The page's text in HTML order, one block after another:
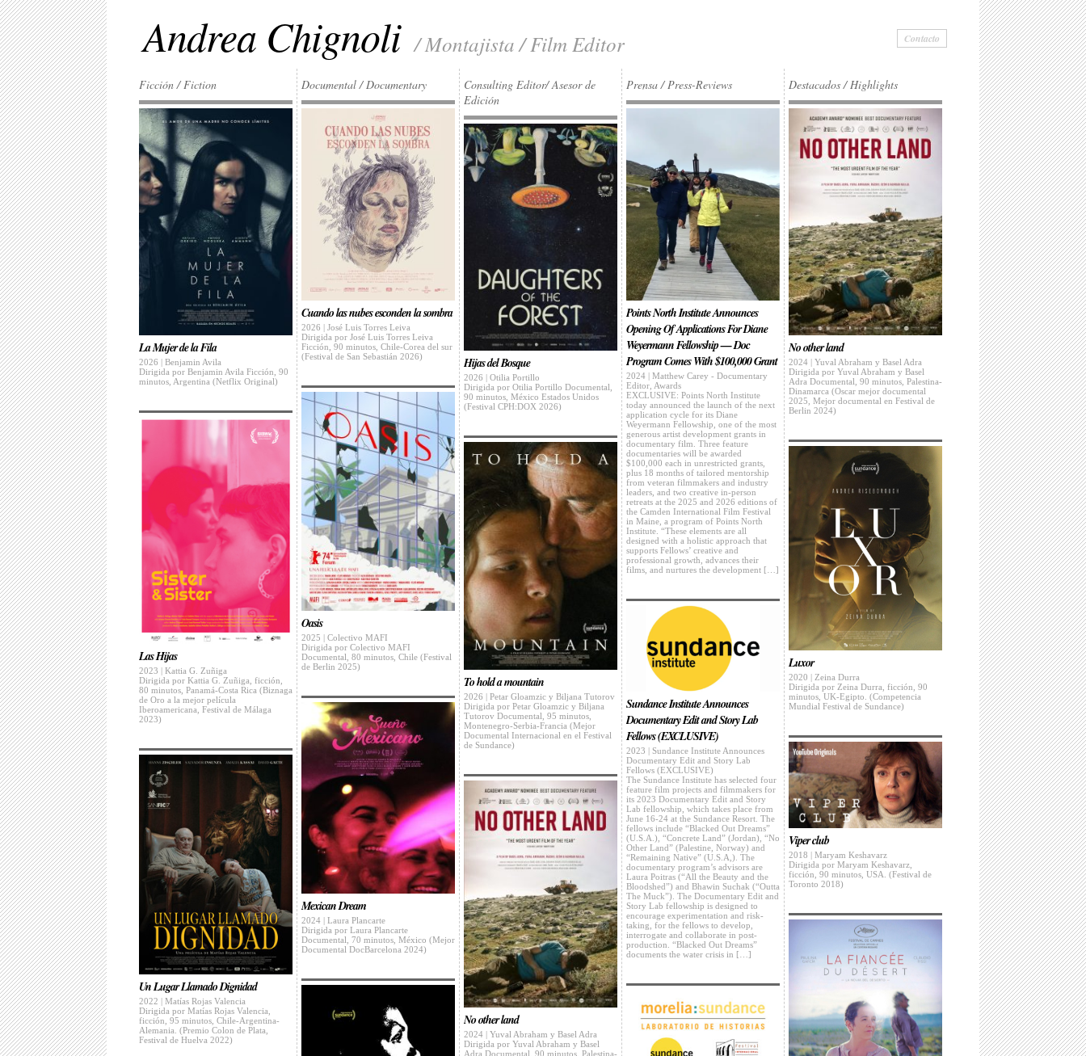
Andrea Chignoli / Montajista / Film Editor Contacto
Ficción / Fiction
La Mujer de la Fila
2026 | Benjamin Avila
Dirigida por Benjamin Avila Ficción, 90
minutos, Argentina (Netflix Original)
Las Hijas
2023 | Kattia G. Zuñiga
Dirigida por Kattia G. Zuñiga, ficción,
80 minutos, Panamá-Costa Rica (Biznaga
de Oro a la mejor película
Iberoamericana, Festival de Málaga
2023)
Un Lugar Llamado Dignidad
2022 | Matías Rojas Valencia
Dirigida por Matías Rojas Valencia,
ficción, 95 minutos, Chile-Argentina-
Alemania. (Premio Colon de Plata,
Festival de Huelva 2022)
Documental / Documentary
Cuando las nubes esconden la sombra
2026 | José Luis Torres Leiva
Dirigida por José Luis Torres Leiva
Ficción, 90 minutos, Chile-Corea del sur
(Festival de San Sebastián 2026)
Oasis
2025 | Colectivo MAFI
Dirigida por Colectivo MAFI
Documental, 80 minutos, Chile (Festival
de Berlin 2025)
Mexican Dream
2024 | Laura Plancarte
Dirigida por Laura Plancarte
Documental, 70 minutos, México (Mejor
Documental DocBarcelona 2024)
Consulting Editor/ Asesor de
Edición
Hijas del Bosque
2026 | Otilia Portillo
Dirigida por Otilia Portillo Documental,
90 minutos, México Estados Unidos
(Festival CPH:DOX 2026)
To hold a mountain
2026 | Petar Gloamzic y Biljana Tutorov
Dirigida por Petar Gloamzic y Biljana
Tutorov Documental, 95 minutos,
Montenegro-Serbia-Francia (Mejor
Documental Internacional en el Festival
de Sundance)
No other land
2024 | Yuval Abraham y Basel Adra
Dirigida por Yuval Abraham y Basel
Adra Documental, 90 minutos, Palestina-
Prensa / Press-Reviews
Points North Institute Announces
Opening Of Applications For Diane
Weyermann Fellowship — Doc
Program Comes With $100,000 Grant
2024 | Matthew Carey - Documentary
Editor, Awards
EXCLUSIVE: Points North Institute
today announced the launch of the next
application cycle for its Diane
Weyermann Fellowship, one of the most
generous artist development grants in
documentary film. Three feature
documentaries will be awarded
$100,000 each in unrestricted grants,
plus 18 months of tailored mentorship
from veteran filmmakers and industry
leaders, and two creative in-person
retreats at the 2025 and 2026 editions of
the Camden International Film Festival
in Maine, a program of Points North
Institute. “These elements are all
designed with a holistic approach that
supports Fellows’ creative and
professional growth, advances their
films, and nurtures the development […]
Sundance Institute Announces
Documentary Edit and Story Lab
Fellows (EXCLUSIVE)
2023 | Sundance Institute Announces
Documentary Edit and Story Lab
Fellows (EXCLUSIVE)
The Sundance Institute has selected four
feature film projects and filmmakers for
its 2023 Documentary Edit and Story
Lab fellowship, which takes place from
June 16-24 at the Sundance Resort. The
fellows include “Blacked Out Dreams”
(U.S.A.), “Concrete Land” (Jordan), “No
Other Land” (Palestine, Norway) and
“Remaining Native” (U.S.A,). The
documentary program’s advisors are
Laura Poitras (“All the Beauty and the
Bloodshed”) and Bhawin Suchak (“Outta
The Muck”). The Documentary Edit and
Story Lab fellowship is designed to
encourage experimentation and risk-
taking, for the fellows to develop,
interrogate and collaborate in post-
production. “Blacked Out Dreams”
documents the water crisis in […]
Destacados / Highlights
No other land
2024 | Yuval Abraham y Basel Adra
Dirigida por Yuval Abraham y Basel
Adra Documental, 90 minutos, Palestina-
Dinamarca (Oscar mejor documental
2025, Mejor documental en Festival de
Berlin 2024)
Luxor
2020 | Zeina Durra
Dirigida por Zeina Durra, ficción, 90
minutos, UK-Egipto. (Competencia
Mundial Festival de Sundance)
Viper club
2018 | Maryam Keshavarz
Dirigida por Maryam Keshavarz,
ficción, 90 minutos, USA. (Festival de
Toronto 2018)